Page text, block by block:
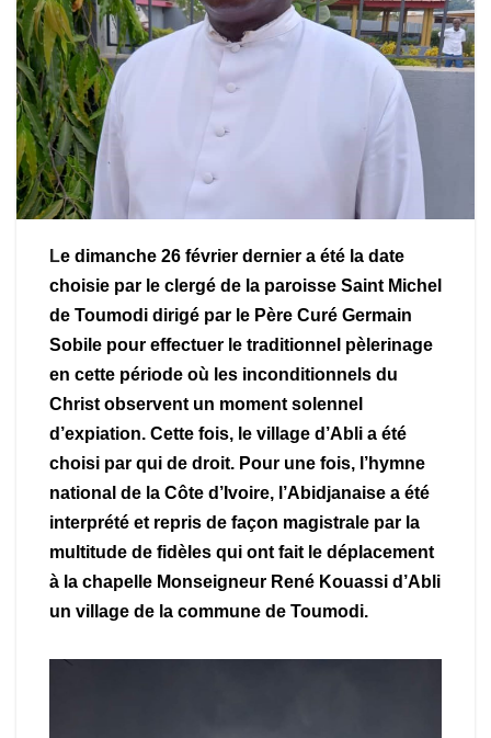
Le dimanche 26 février dernier a été la date
choisie par le clergé de la paroisse Saint Michel
de Toumodi dirigé par le Père Curé Germain
Sobile pour effectuer le traditionnel pèlerinage
en cette période où les inconditionnels du
Christ observent un moment solennel
d’expiation. Cette fois, le village d’Abli a été
choisi par qui de droit. Pour une fois, l’hymne
national de la Côte d’Ivoire, l’Abidjanaise a été
interprété et repris de façon magistrale par la
multitude de fidèles qui ont fait le déplacement
à la chapelle Monseigneur René Kouassi d’Abli
un village de la commune de Toumodi.